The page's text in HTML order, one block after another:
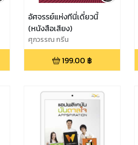
อัศจรรย์แห่งทีนี่เดี๋ยวนี้
(หนังสือเสียง)
ศุภวรรณ กรีน
199.00 ฿